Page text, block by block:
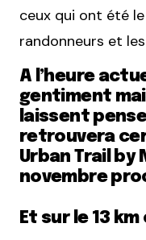
ceux qui ont été
randonneurs et
A l’heure
gentiment
laissent
retrouvera
Urban Trail by
novembre
Et sur le 13